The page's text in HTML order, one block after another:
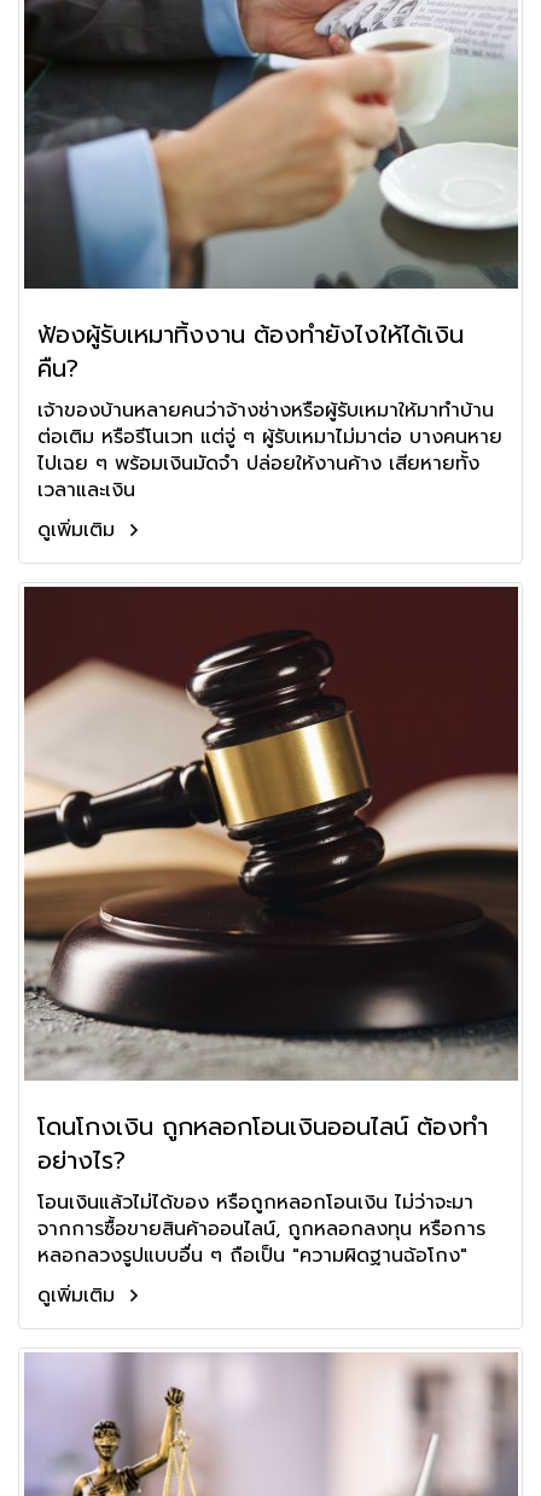
ฟ้องผู้รับเหมาทิ้งงาน ต้องทำยังไงให้ได้เงิน
คืน?
เจ้าของบ้านหลายคนว่าจ้างช่างหรือผู้รับเหมาให้มาทำบ้าน
ต่อเติม หรือรีโนเวท แต่จู่ ๆ ผู้รับเหมาไม่มาต่อ บางคนหาย
ไปเฉย ๆ พร้อมเงินมัดจำ ปล่อยให้งานค้าง เสียหายทั้ง
เวลาและเงิน
ดูเพิ่มเติม
โดนโกงเงิน ถูกหลอกโอนเงินออนไลน์ ต้องทำ
อย่างไร?
โอนเงินแล้วไม่ได้ของ หรือถูกหลอกโอนเงิน ไม่ว่าจะมา
จากการซื้อขายสินค้าออนไลน์, ถูกหลอกลงทุน หรือการ
หลอกลวงรูปแบบอื่น ๆ ถือเป็น "ความผิดฐานฉ้อโกง"
ดูเพิ่มเติม